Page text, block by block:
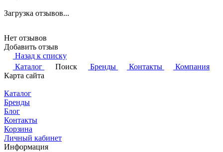
Загрузка отзывов...
Нет отзывов
Добавить отзыв
Назад к списку
Каталог
Поиск Бренды Контакты
Компания
Карта сайта
Каталог
Бренды
Блог
Контакты
Корзина
Личный кабинет
Информация